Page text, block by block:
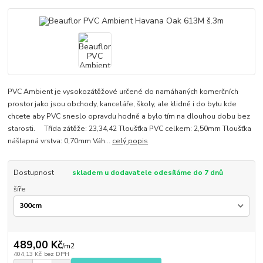
PVC Ambient je vysokozátěžové určené do namáhaných komerčních
prostor jako jsou obchody, kanceláře, školy, ale klidně i do bytu kde
chcete aby PVC sneslo opravdu hodně a bylo tím na dlouhou dobu bez
starosti. Třída zátěže: 23,34,42 Tloušťka PVC celkem: 2,50mm Tloušťka
nášlapná vrstva: 0,70mm Váh... celý popis
Dostupnost
skladem u dodavatele odesíláme do 7 dnů
šíře
489,00 Kč/m2
404,13 Kč bez DPH